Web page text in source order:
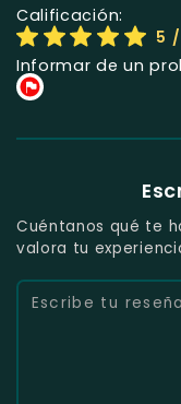
Calificación:
5
Informar de un
Cuéntanos qué te
valora tu